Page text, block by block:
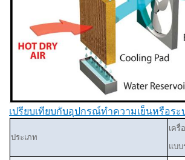
เปรียบเทียบกับอุปกรณ์ทำความเย็นหรือร
ประเภท
เครื่
แบบ